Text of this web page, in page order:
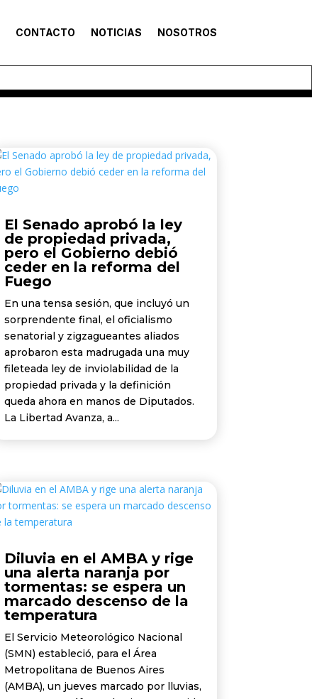
CONTACTO NOTICIAS NOSOTROS
El Senado aprobó la ley
de propiedad privada,
pero el Gobierno debió
ceder en la reforma del
Fuego
En una tensa sesión, que incluyó un
sorprendente final, el oficialismo
senatorial y zigzagueantes aliados
aprobaron esta madrugada una muy
fileteada ley de inviolabilidad de la
propiedad privada y la definición
queda ahora en manos de Diputados.
La Libertad Avanza, a...
Diluvia en el AMBA y rige
una alerta naranja por
tormentas: se espera un
marcado descenso de la
temperatura
El Servicio Meteorológico Nacional
(SMN) estableció, para el Área
Metropolitana de Buenos Aires
(AMBA), un jueves marcado por lluvias,